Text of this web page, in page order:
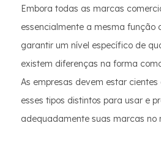
Embora todas as marcas
essencialmente a mesma função
garantir um nível específico de
existem diferenças na forma
As empresas devem estar
esses tipos distintos para usar e
adequadamente suas marcas no